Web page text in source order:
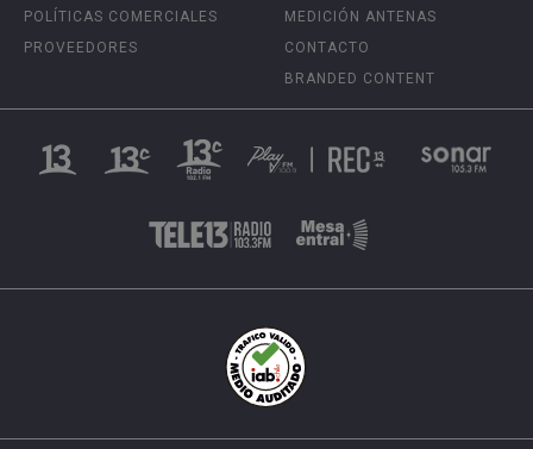
POLÍTICAS COMERCIALES
PROVEEDORES
MEDICIÓN ANTENAS
CONTACTO
BRANDED CONTENT